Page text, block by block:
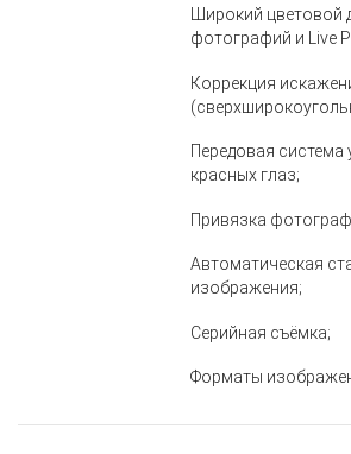
Широкий цветовой
фотографий и Live
Коррекция
Передовая
красных глаз;
Привязка
Автоматическая
изображения;
Серийная съёмка;
Форматы